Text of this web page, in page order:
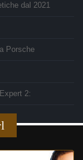
dal 2021
Porsche
2: